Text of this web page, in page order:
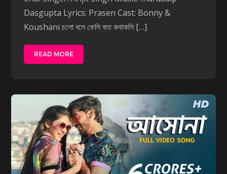
Dasgupta Lyrics: Prasen Cast: Bonny &
Koushani চলো বলে ফেলি কত কথাকলি […]
READ MORE